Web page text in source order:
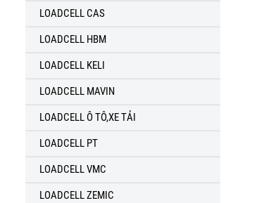
LOADCELL CAS
LOADCELL HBM
LOADCELL KELI
LOADCELL MAVIN
LOADCELL Ô TÔ,XE TẢI
LOADCELL PT
LOADCELL VMC
LOADCELL ZEMIC